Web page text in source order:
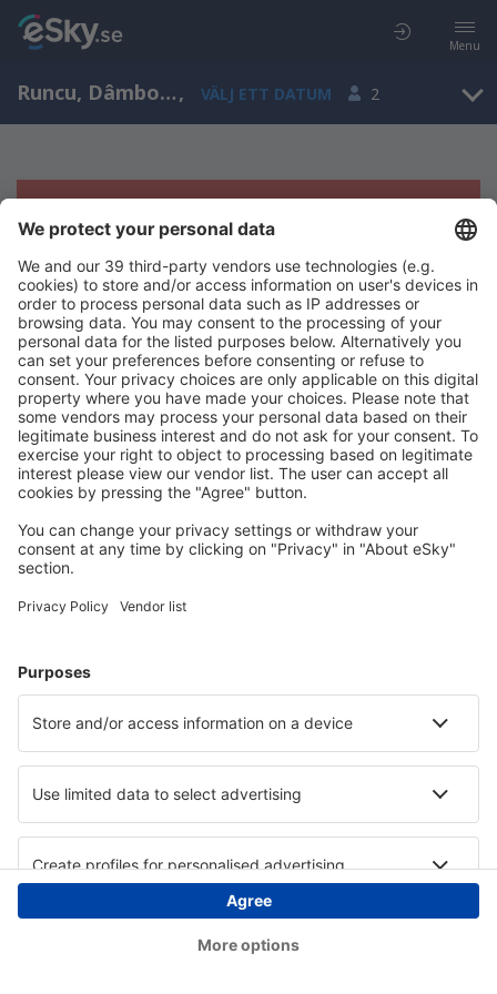
Menu
Runcu, Dâmbovita, Rumänien, VÄLJ ETT DATUM 2
Tyvärr, inga resultat för denna sökning
Försök att söka med andra kriterier
Copyright © eSky.se. Alla rättigheter förbehålls.